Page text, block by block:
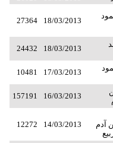
18/03/2013
27364
18/03/2013
24432
17/03/2013
10481
16/03/2013
157191
آدم
14/03/2013
12272